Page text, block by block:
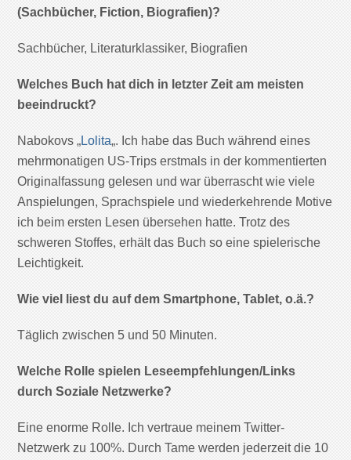
(Sachbücher, Fiction, Biografien)?
Sachbücher, Literaturklassiker, Biografien
Welches Buch hat dich in letzter Zeit am meisten
beeindruckt?
Nabokovs „Lolita„. Ich habe das Buch während eines
mehrmonatigen US-Trips erstmals in der kommentierten
Originalfassung gelesen und war überrascht wie viele
Anspielungen, Sprachspiele und wiederkehrende Motive
ich beim ersten Lesen übersehen hatte. Trotz des
schweren Stoffes, erhält das Buch so eine spielerische
Leichtigkeit.
Wie viel liest du auf dem Smartphone, Tablet, o.ä.?
Täglich zwischen 5 und 50 Minuten.
Welche Rolle spielen Leseempfehlungen/Links
durch Soziale Netzwerke?
Eine enorme Rolle. Ich vertraue meinem Twitter-
Netzwerk zu 100%. Durch Tame werden jederzeit die 10